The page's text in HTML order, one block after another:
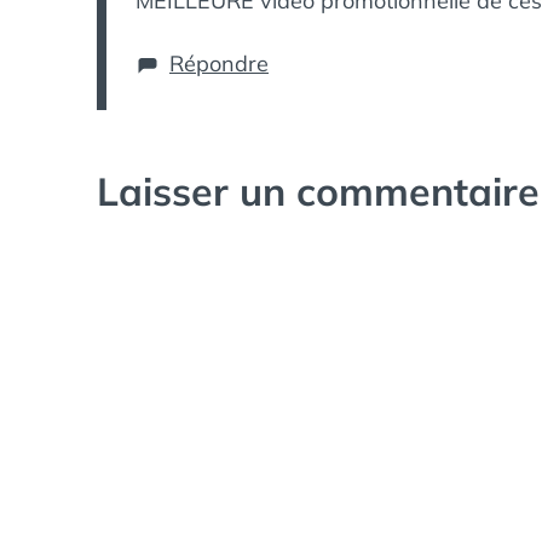
Répondre
Laisser un commentaire